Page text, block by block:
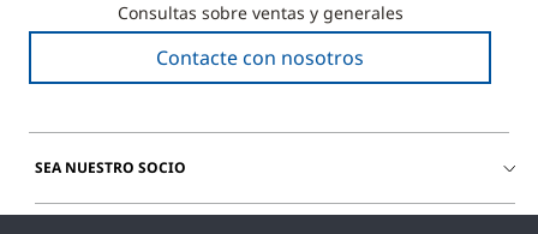
Consultas sobre ventas y generales
Contacte con nosotros
SEA NUESTRO SOCIO